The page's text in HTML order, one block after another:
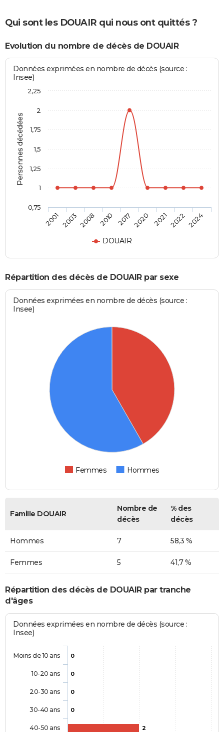
Qui sont les DOUAIR qui nous ont quittés ?
Evolution du nombre de décès de DOUAIR
Personnes décédées
Données exprimées en nombre de décès (source :
Insee)
DOUAIR
2001 20032008 2010 2017 2020 202120222024
0,75
1
1,25
1,5
1,75
2
2,25
Répartition des décès de DOUAIR par sexe
Données exprimées en nombre de décès (source :
Insee)
Femmes Hommes
Famille DOUAIR
Nombre de
décès
% des
décès
Hommes 7 58,3 %
Femmes 5 41,7 %
Répartition des décès de DOUAIR par tranche
d'âges
Données exprimées en nombre de décès (source :
Insee)
0
0
0
0
2
Moins de 10 ans
10-20 ans
20-30 ans
30-40 ans
40-50 ans